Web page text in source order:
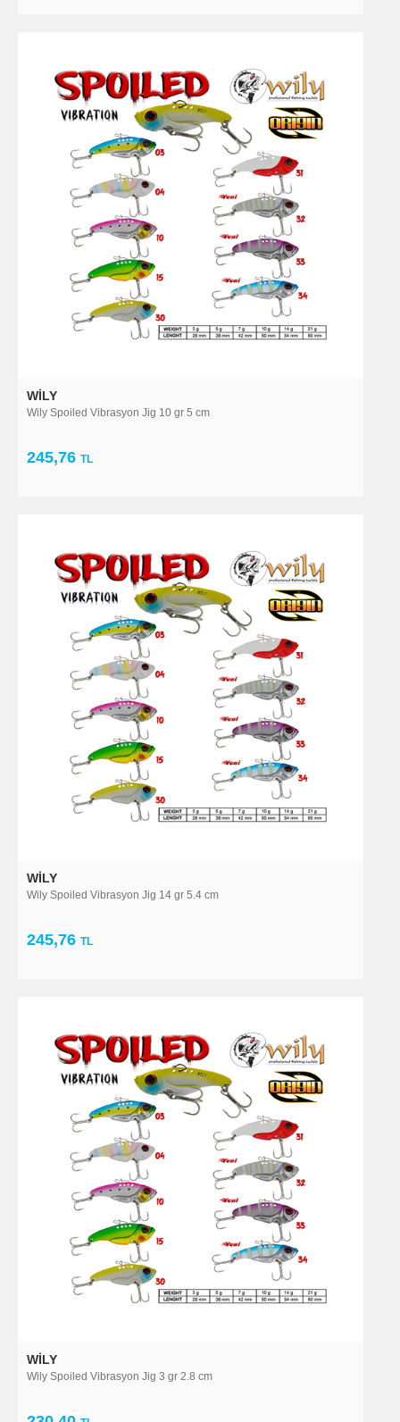
WILY
Wily Spoiled Vibrasyon Jig 10 gr 5 cm
245,76 TL
WILY
Wily Spoiled Vibrasyon Jig 14 gr 5.4 cm
245,76 TL
WILY
Wily Spoiled Vibrasyon Jig 3 gr 2.8 cm